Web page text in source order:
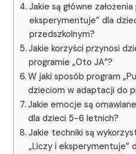
Jakie są główne
eksperymentuje” dla
przedszkolnym?
Jakie korzyści przynosi
programie „Oto JA”?
W jaki sposób program
dzieciom w adaptacji do
Jakie emocje są
dla dzieci 5-6 letnich?
Jakie techniki są
„Liczy i eksperymentuje”